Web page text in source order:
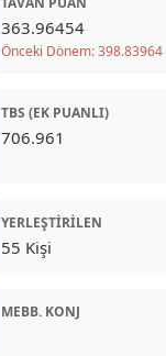
363.96454
Önceki Dönem: 398.83964
TBS (EK PUANLI)
706.961
YERLEŞTIRILEN
55 Kişi
MEBB. KONJ